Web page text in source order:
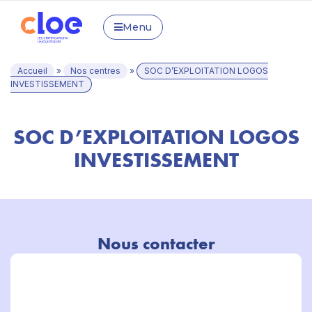
Menu
Accueil » Nos centres »
SOC D’EXPLOITATION LOGOS
INVESTISSEMENT
SOC D’EXPLOITATION LOGOS
INVESTISSEMENT
Nous contacter